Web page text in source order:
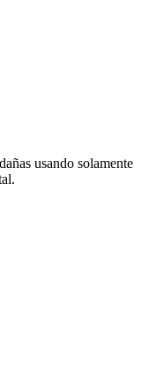
usando solamente